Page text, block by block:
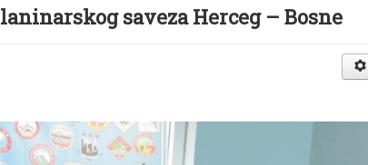
saveza Herceg – Bosne